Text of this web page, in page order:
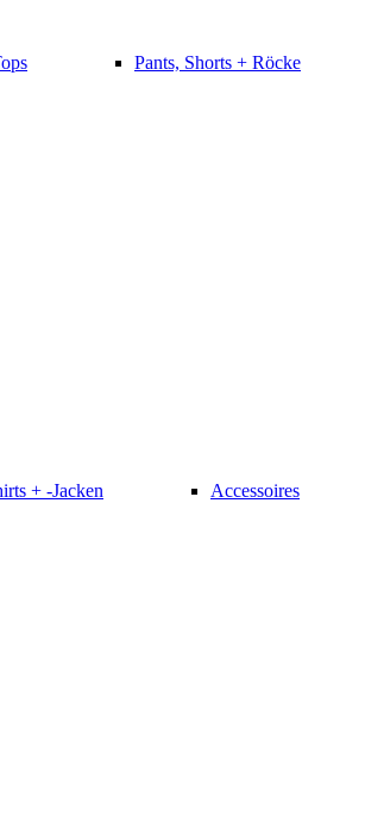
Pants, Shorts + Röcke
+ -Jacken Accessoires